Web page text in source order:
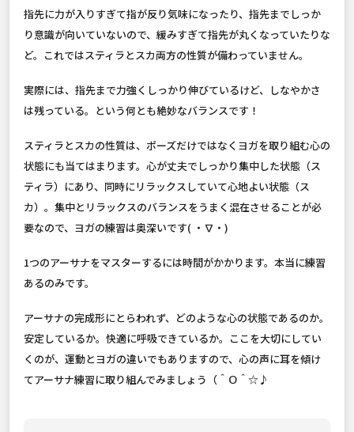
指先に力が入りすぎて指が反り気味になったり、指先までしっか
り意識が向いていないので、緩みすぎて指先が丸くなっていたりな
ど。これではスティラとスカ両方の性質が備わっていません。
実際には、指先まで力強くしっかり伸びているけど、しなやかさ
は残っている。という何とも絶妙なバランスです！
スティラとスカの性質は、ポーズだけではなくヨガを取り組む心の
状態にも当てはまります。心が丈夫でしっかり集中した状態（ス
ティラ）にあり、同時にリラックスしていて心地よい状態（ス
カ）。集中とリラックスのバランスをうまく混在させることが必
要なので、ヨガの練習は奥深いです( ・∇・)
1つのアーサナをマスターするには時間がかかります。本当に練習
あるのみです。
アーサナの完成形にとらわれず、どのような心の状態であるのか。
安定しているか。快適に呼吸できているか。ここを大切にしてい
くのが、運動とヨガの違いでもありますので、心の声に耳を傾け
てアーサナ練習に取り組んでみましょう（＾Ｏ＾☆♪